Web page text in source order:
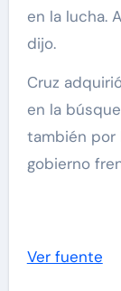
en la lucha.
dijo.
Cruz
en la
también por
gobierno
Ver fuente